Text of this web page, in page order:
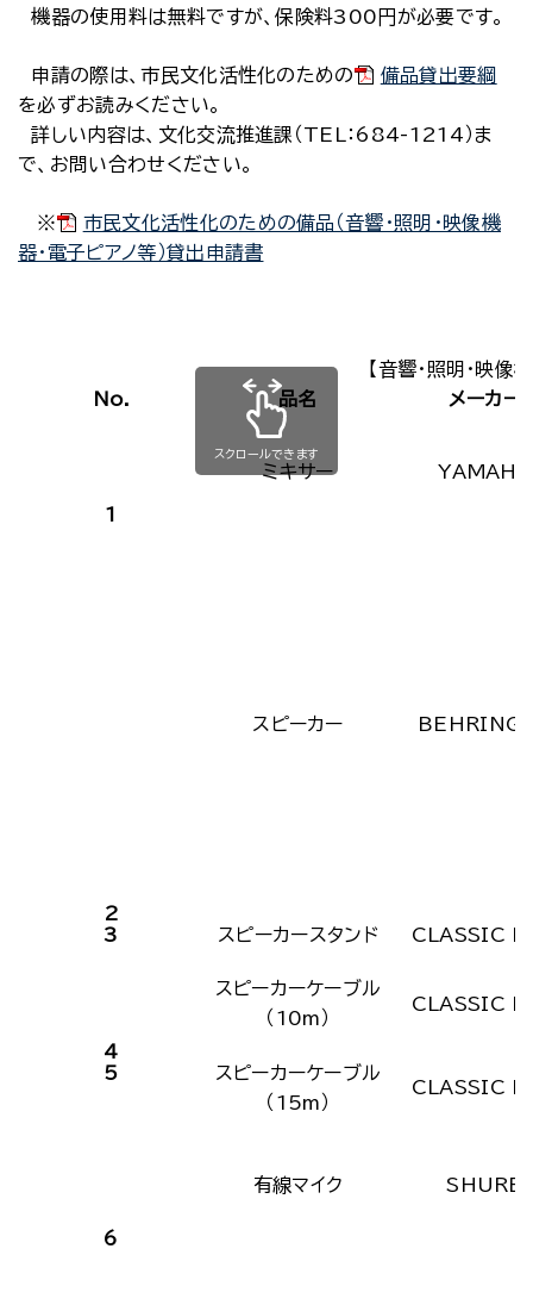
機器の使用料は無料ですが、保険料300円が必要です。
申請の際は、市民文化活性化のための
備品貸出要綱
を必ずお読みください。
詳しい内容は、文化交流推進課（TEL：684-1214）ま
で、お問い合わせください。
※
市民文化活性化のための備品（音響・照明・映像機
器・電子ピアノ等）貸出申請書
【音響・照明・映像
No.
品名 メーカー
1
ミキサー YAMAHA
2
スピーカー
3 スピーカースタンド CLASSIC
4
スピーカーケーブル
（10m）
CLASSIC
5
スピーカーケーブル
（15m）
CLASSIC
6
有線マイク SHURE
スクロールできます